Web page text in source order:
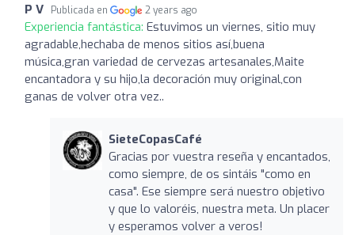
P V Publicada en 2 years ago
Experiencia fantástica: Estuvimos un viernes, sitio muy
agradable,hechaba de menos sitios así,buena
música,gran variedad de cervezas artesanales,Maite
encantadora y su hijo,la decoración muy original,con
ganas de volver otra vez..
SieteCopasCafé
Gracias por vuestra reseña y encantados,
como siempre, de os sintáis "como en
casa". Ese siempre será nuestro objetivo
y que lo valoréis, nuestra meta. Un placer
y esperamos volver a veros!